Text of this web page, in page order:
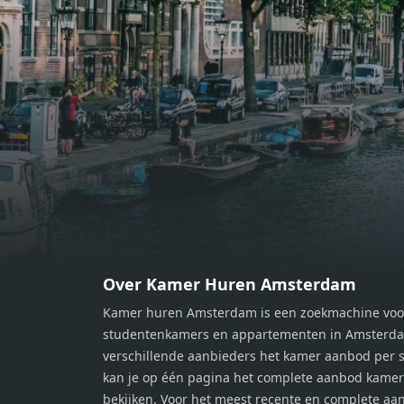
balkon op, waar je kunt genieten
van een prachtig uitzicht en een
moment van rust. De woning
beschikt over twee comfortabele
slaapkamers van respectievelijk 12,1
m² en 8 m². Beide kamers bieden tal
van mogelijkheden, zoals een fijne
werkplek, een logeerkamer of een
persoonlijke slaapkamer. De
gemak en privacy. Gelegen in een
Zaandam, bevindt de woning zich
op een perfecte locatie. Winkels,
openbaar vervoer en uitvalswegen
naar Amsterdam zijn allemaal
van
m²
van
op
naar
Over Kamer Huren Amsterdam
Kamer huren Amsterdam is een zoekmachine
studentenkamers en appartementen in
verschillende aanbieders het kamer aanbod per
kan je op één pagina het complete aanbod
bekijken. Voor het meest recente en complete